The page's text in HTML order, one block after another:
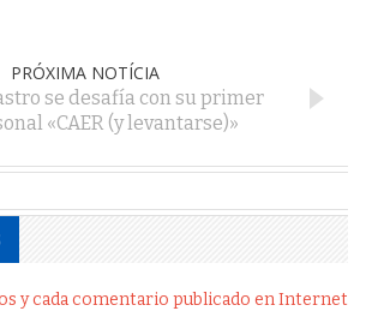
PRÓXIMA NOTÍCIA
se desafía con su primer
«CAER (y levantarse)»
y cada comentario publicado en Internet